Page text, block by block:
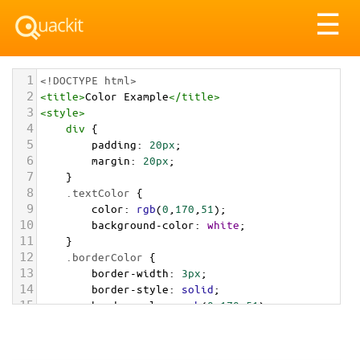
☰
1 <!DOCTYPE html>
2 <title>Color Example</title>
3 <style>
4 div {
5 padding: 20px;
6 margin: 20px;
7 }
8 .textColor {
9 color: rgb(0 170 51 );
10 background-color: white;
11 }
12 .borderColor {
13 border-width: 3px;
14 border-style: solid;
15 border-color: rgb(0,170,51);